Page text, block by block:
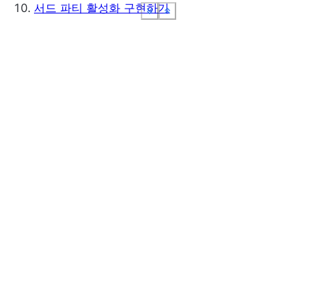
Show less
See moreShow less
See moreShow less
See moreShow less
See more
서드 파티 활성화 구현하기